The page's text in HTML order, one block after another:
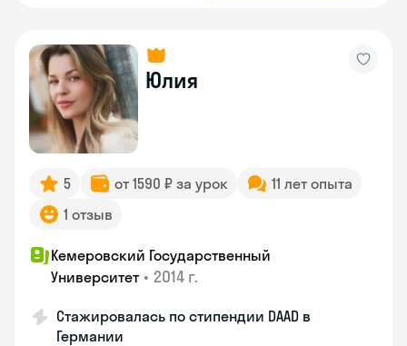
Юлия
5 от 1590 ₽ за урок
11 лет опыта
1 отзыв
Кемеровский Государственный
Университет • 2014 г.
Стажировалась по стипендии DAAD в
Германии